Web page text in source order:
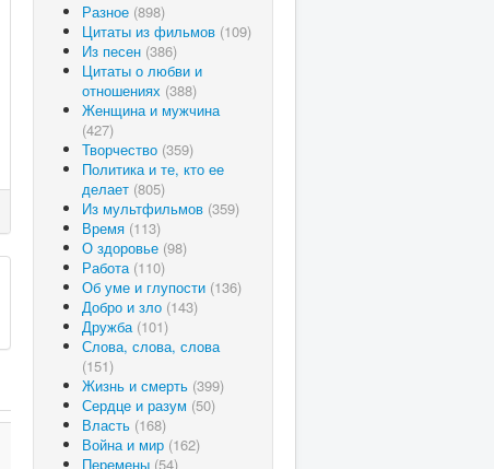
Разное (898)
Цитаты из фильмов (109)
Из песен (386)
Цитаты о любви и
отношениях (388)
Женщина и мужчина
(427)
Творчество (359)
Политика и те, кто ее
делает (805)
Из мультфильмов (359)
Время (113)
О здоровье (98)
Работа (110)
Об уме и глупости (136)
Добро и зло (143)
Дружба (101)
Слова, слова, слова
(151)
Жизнь и смерть (399)
Сердце и разум (50)
Власть (168)
Война и мир (162)
Перемены (54)